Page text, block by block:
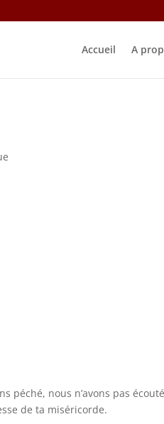
Accueil A
péché, nous n’avons pas
de ta miséricorde.